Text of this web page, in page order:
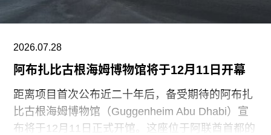
地面的红色水性颜料渗入了展厅地面，污染了大理
石踢脚线。此次事件共造成美术馆约8000英镑的损
失，其中仅约270英镑用于清洁，其余费用主要用
展厅等支出。辩方主张，部分费用源于馆方自行决
定采用何种修复方案，而非抗议行为本身造成的损
害，但这一论点最终未获法院采纳。
2026.07.28
阿布扎比古根海姆博物馆将于12月11日开幕
距离项目首次公布近二十年后，备受期待的阿布扎
比古根海姆博物馆（Guggenheim Abu Dhabi）宣
布将于12月11日正式开馆。这座位于阿联酋首都的